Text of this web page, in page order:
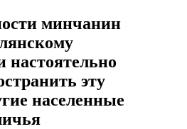
минчанин
настоятельно
эту
населенные